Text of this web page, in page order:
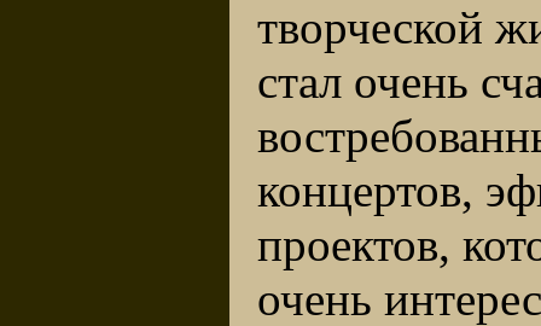
творческой
стал очень
концертов,
проектов,
очень